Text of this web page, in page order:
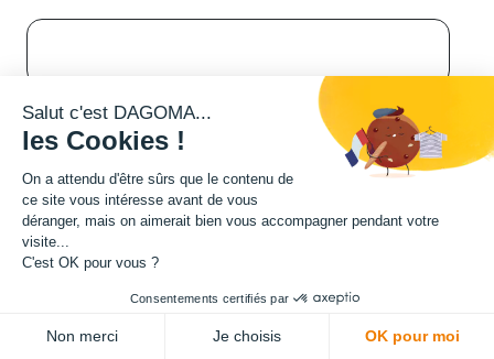
Description
Salut c'est DAGOMA...
les Cookies !
On a attendu d'être sûrs que le contenu de
ce site vous intéresse avant de vous
déranger, mais on aimerait bien vous accompagner pendant votre
visite...
C'est OK pour vous ?
Consentements certifiés par
Non merci Je choisis OK pour moi